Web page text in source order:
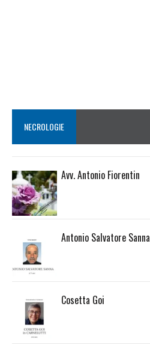
NECROLOGIE
Avv. Antonio Fiorentin
Antonio Salvatore Sanna
Cosetta Goi